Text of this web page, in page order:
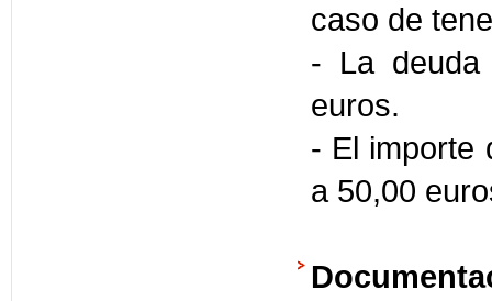
caso de
- La
euros.
- El importe
a 50,00